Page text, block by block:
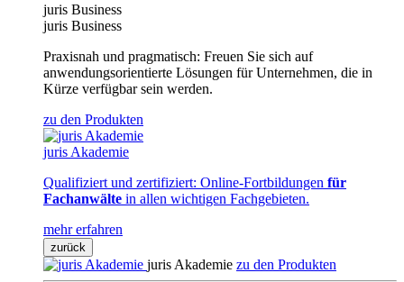
juris Business
juris Business
Praxisnah und pragmatisch: Freuen Sie sich auf
anwendungsorientierte Lösungen für Unternehmen, die in
Kürze verfügbar sein werden.
zu den Produkten
juris Akademie
Qualifiziert und zertifiziert: Online-Fortbildungen für
Fachanwälte in allen wichtigen Fachgebieten.
mehr erfahren
zurück
juris Akademie zu den Produkten